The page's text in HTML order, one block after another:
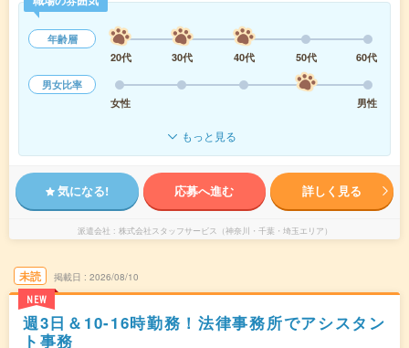
年齢層
20代
30代 40代 50代
60代
男女比率
女性
男性
もっと見る
気になる! 応募へ進む 詳しく見る
派遣会社 株式会社スタッフサービス（神奈川・千葉・埼玉エリア）
未読
NEW
掲載日 2026/08/10
週3日＆10-16時勤務！法律事務所でアシスタン
ト事務